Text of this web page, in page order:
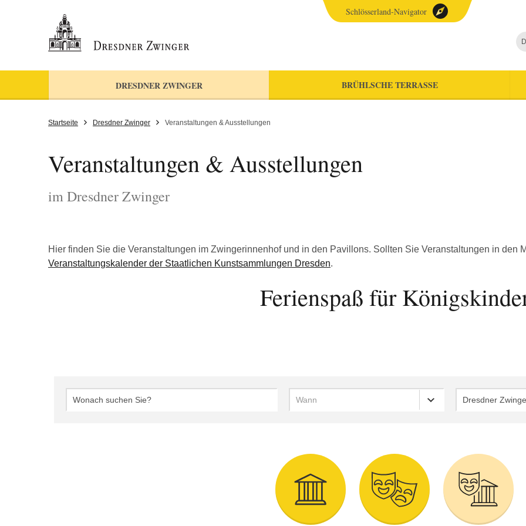
DRESDNER ZWINGER BRÜHLSCHE TERRASSE
Schlösserland-Navigator
Startseite Dresdner Zwinger Veranstaltungen & Ausstellungen
Veranstaltungen & Ausstellungen
im Dresdner Zwinger
Hier finden Sie die Veranstaltungen im Zwingerinnenhof und in den Pavillons. Sollten Sie Veranstaltungen in den
Veranstaltungskalender der Staatlichen Kunstsammlungen Dresden.
Ferienspaß für
Wann Dresdner